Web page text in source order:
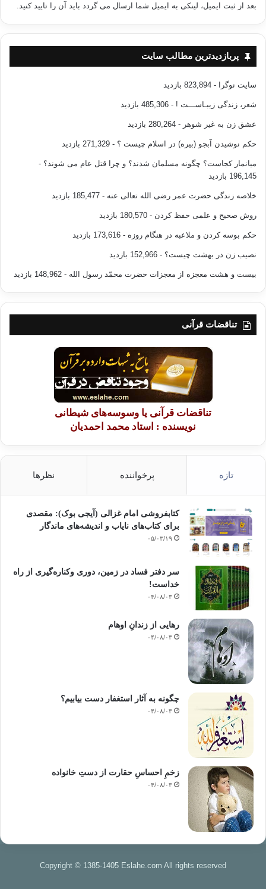
بعد از ثبت ایمیل، لینکی به ایمیل شما ارسال می گردد باید آن را تایید کنید.
پربازدیدترین مطالب سایت
سایت نوگرا - 823,894 بازدید
شعر، زندگی زیبـاســـت ! - 485,306 بازدید
عشق زن به غیر شوهر - 280,264 بازدید
حکم نوشیدن آبجو (بیره) در اسلام چیست ؟ - 271,329 بازدید
میانمار کجاست؟ چگونه مسلمان شدند؟ و چرا قتل عام می شوند؟ -
196,145 بازدید
خلاصه زندگی حضرت عمر رضی الله تعالی عنه - 185,477 بازدید
روش صحیح و علمی حفظ کردن - 180,570 بازدید
حکم بوسه کردن و ملاعبه در هنگام روزه - 173,616 بازدید
نصیب زن در بهشت چیست؟ - 152,966 بازدید
بیست و هشت معجزه از معجزات حضرت محمّد رسول الله - 148,962 بازدید
تناقضات قرآنی
تناقضات قرآنی یا وسوسه‌های شیطانی
نویسنده : استاد محمد احمدیان
تازه پرخواننده نظرها
کتابفروشی امام غزالی (آیجی بوک): مقصدی
برای کتاب‌های نایاب و اندیشه‌های ماندگار
۰۵/۰۳/۱۹
سر دفتر فساد در زمین‌، دوری وکناره‌گیری از راه
خداست‌!
۰۴/۰۸/۰۳
رهایی از زندانِ اوهام
۰۴/۰۸/۰۳
چگونه به آثار استغفار دست بیابیم؟
۰۴/۰۸/۰۳
زخمِ احساسِ حقارت از دستِ خانواده
۰۴/۰۸/۰۳
Copyright © 1385-1405 Eslahe.com All rights reserved